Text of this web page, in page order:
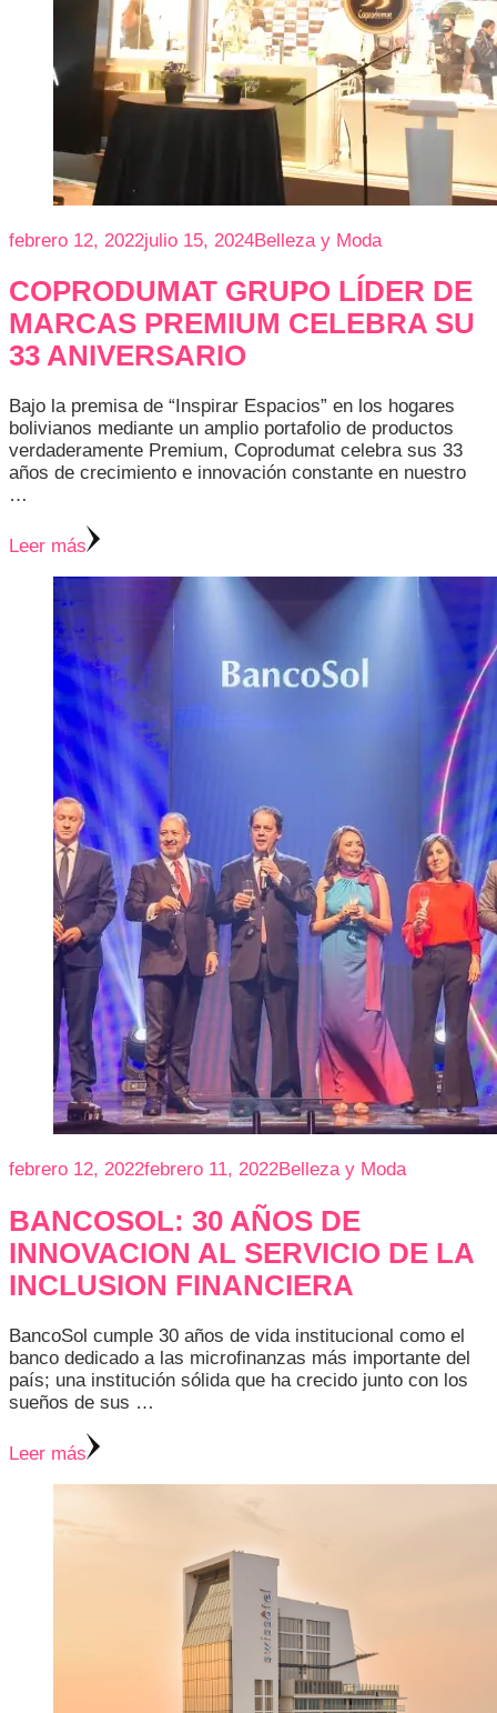
febrero 12, 2022julio 15, 2024Belleza y Moda
COPRODUMAT GRUPO LÍDER DE
MARCAS PREMIUM CELEBRA SU
33 ANIVERSARIO
Bajo la premisa de “Inspirar Espacios” en los hogares
bolivianos mediante un amplio portafolio de productos
verdaderamente Premium, Coprodumat celebra sus 33
años de crecimiento e innovación constante en nuestro
…
Leer más
febrero 12, 2022febrero 11, 2022Belleza y Moda
BANCOSOL: 30 AÑOS DE
INNOVACION AL SERVICIO DE LA
INCLUSION FINANCIERA
BancoSol cumple 30 años de vida institucional como el
banco dedicado a las microfinanzas más importante del
país; una institución sólida que ha crecido junto con los
sueños de sus …
Leer más